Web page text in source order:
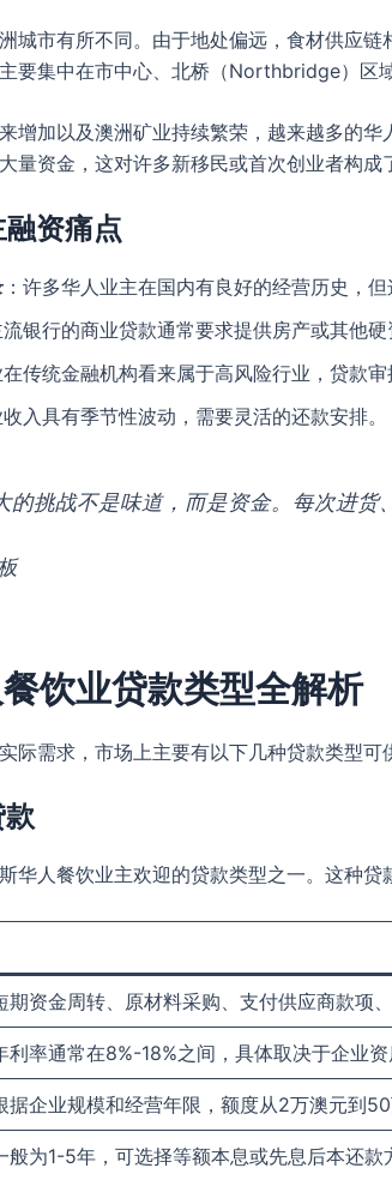
城市有所不同。由于地处偏远，食材供应
要集中在市中心、北桥（Northbridge）区
增加以及澳洲矿业持续繁荣，越来越多的
量资金，这对许多新移民或首次创业者构成
资痛点
：许多华人业主在国内有良好的经营历史，
流银行的商业贷款通常要求提供房产或其他
在传统金融机构看来属于高风险行业，贷款审
收入具有季节性波动，需要灵活的还款安排。
的挑战不是味道，而是资金。每次进
饮业贷款类型全解析
际需求，市场上主要有以下几种贷款类型可
华人餐饮业主欢迎的贷款类型之一。这种
期资金周转、原材料采购、支付供应商款项
利率通常在8%-18%之间，具体取决于企业
据企业规模和经营年限，额度从2万澳元到
般为1-5年，可选择等额本息或先息后本还款